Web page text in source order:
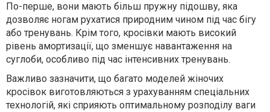
По-перше, вони мають більш пружну підошву, яка
дозволяє ногам рухатися природним чином під час бігу
або тренувань. Крім того, кросівки мають високий
рівень амортизації, що зменшує навантаження на
суглоби, особливо під час інтенсивних тренувань.
Важливо зазначити, що багато моделей жіночих
кросівок виготовляються з урахуванням спеціальних
технологій, які сприяють оптимальному розподілу ваги